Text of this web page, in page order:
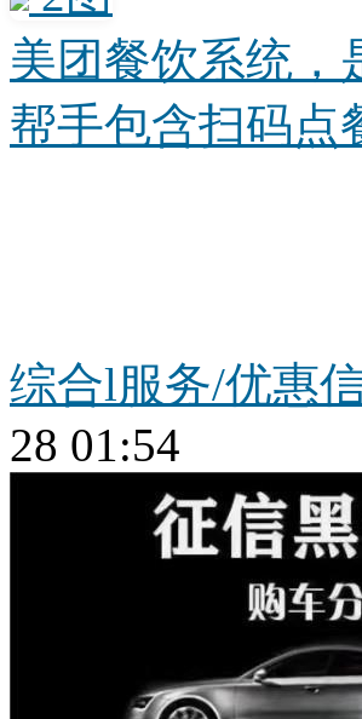
美团餐饮系统，
帮手包含扫码点
综合l服务/优惠
28 01:54